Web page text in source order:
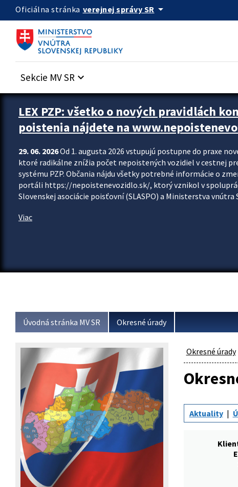
Preskocit na hlavný obsah
Oficiálna stránka verejnej správy SR arrow_drop_down
Sekcie MV SR keyboard_arrow_down
Zastavit automatický posun upútavok
LEX PZP: všetko o nových pravidlách
poistenia nájdete na
29. 06. 2026Od 1. augusta 2026 vstupujú postupne do praxe
ktoré radikálne znížia počet nepoistených vozidiel v cestnej
systému PZP. Občania nájdu všetky potrebné informácie o
portáli https://nepoistenevozidlo.sk/, ktorý vznikol v
Slovenskej asociácie poisťovní (SLASPO) a Ministerstva vnútra
Viac
Úvodná stránka MV SR Okresné úrady
Okresné úrady
Aktuality